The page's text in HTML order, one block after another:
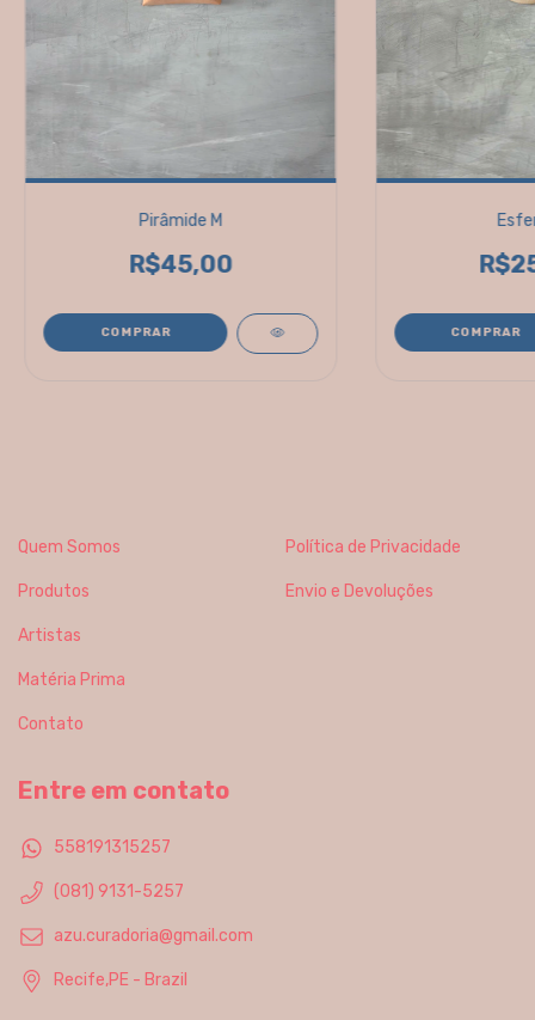
Pirâmide M
R$45,00
Quem Somos
Produtos
Artistas
Matéria Prima
Contato
Política de Privacidade
Envio e Devoluções
Entre em contato
558191315257
(081) 9131-5257
azu.curadoria@gmail.com
Recife,PE - Brazil